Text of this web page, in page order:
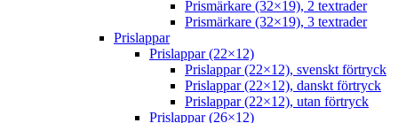
Prismärkare (32×19), 2 textrader
Prismärkare (32×19), 3 textrader
Prislappar
Prislappar (22×12)
Prislappar (22×12), svenskt förtryck
Prislappar (22×12), danskt förtryck
Prislappar (22×12), utan förtryck
Prislappar (26×12)